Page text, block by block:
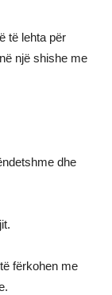
të lehta për
një shishe me
dhe
fërkohen me